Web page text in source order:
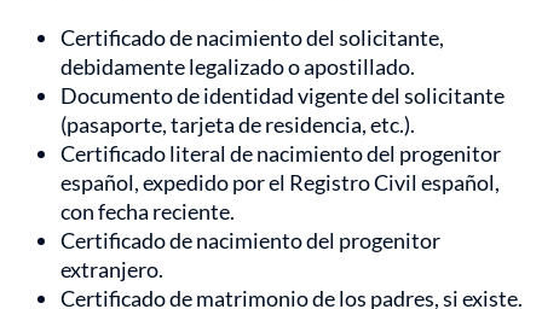
Certificado de nacimiento del solicitante,
debidamente legalizado o apostillado.
Documento de identidad vigente del solicitante
(pasaporte, tarjeta de residencia, etc.).
Certificado literal de nacimiento del progenitor
español, expedido por el Registro Civil español,
con fecha reciente.
Certificado de nacimiento del progenitor
extranjero.
Certificado de matrimonio de los padres, si existe.